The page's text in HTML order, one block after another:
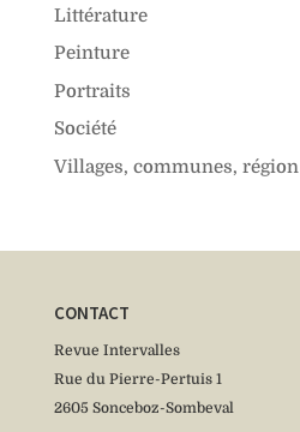
Littérature
Peinture
Portraits
Société
Villages, communes, région
CONTACT
Revue Intervalles
Rue du Pierre-Pertuis 1
2605 Sonceboz-Sombeval